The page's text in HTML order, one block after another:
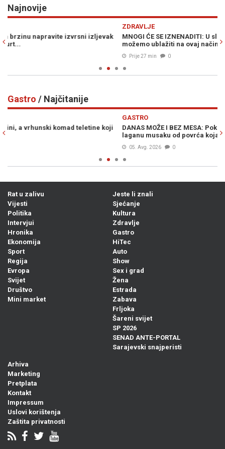
Najnovije
MNOGI ĆE SE IZNENADITI: U slučaju prehlade i gripe simptome
možemo ublažiti na ovaj način...
Gastro / Najčitanije
DANAS MOŽE I BEZ MESA: Poklanjamo recept za brzu, sočnu i
laganu musaku od povrća koja je gotova za manje od 45 minuta...
Rat u zalivu
Vijesti
Politika
Intervjui
Hronika
Ekonomija
Sport
Regija
Evropa
Svijet
Društvo
Mini market
Jeste li znali
Sjećanje
Kultura
Zdravlje
Gastro
HiTec
Auto
Show
Sex i grad
Žena
Estrada
Zabava
Frljoka
Šareni svijet
SP 2026
SENAD ANTE-PORTAL
Sarajevski snajperisti
Arhiva
Marketing
Pretplata
Kontakt
Impressum
Uslovi korištenja
Zaštita privatnosti